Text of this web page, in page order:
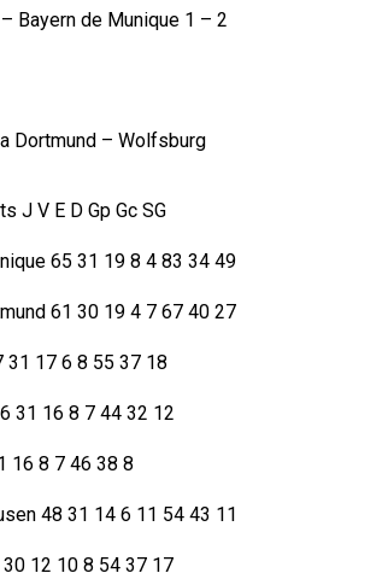
Bayern de Munique 1 – 2
Dortmund – Wolfsburg
J V E D Gp Gc SG
65 31 19 8 4 83 34 49
61 30 19 4 7 67 40 27
31 17 6 8 55 37 18
31 16 8 7 44 32 12
16 8 7 46 38 8
48 31 14 6 11 54 43 11
12 10 8 54 37 17